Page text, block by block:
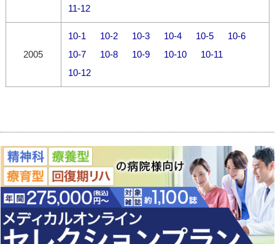
11-12
2005
10-1 10-2 10-3 10-4 10-5
10-6
10-7
10-8 10-9 10-10
10-11
10-12